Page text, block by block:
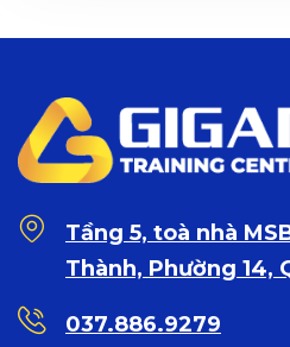
Tầng 5, toà nhà
Thành, Phường 14,
037.886.9279